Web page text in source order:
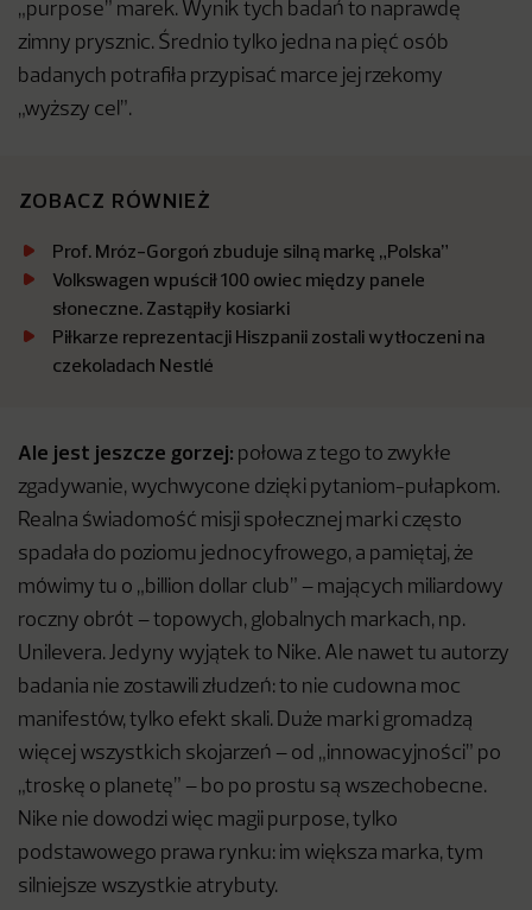
„purpose” marek. Wynik tych badań to naprawdę
zimny prysznic. Średnio tylko jedna na pięć osób
badanych potrafiła przypisać marce jej rzekomy
„wyższy cel”.
ZOBACZ RÓWNIEŻ
Prof. Mróz-Gorgoń zbuduje silną markę „Polska”
Volkswagen wpuścił 100 owiec między panele
słoneczne. Zastąpiły kosiarki
Piłkarze reprezentacji Hiszpanii zostali wytłoczeni na
czekoladach Nestlé
Ale jest jeszcze gorzej: połowa z tego to zwykłe
zgadywanie, wychwycone dzięki pytaniom-pułapkom.
Realna świadomość misji społecznej marki często
spadała do poziomu jednocyfrowego, a pamiętaj, że
mówimy tu o „billion dollar club” – mających miliardowy
roczny obrót – topowych, globalnych markach, np.
Unilevera. Jedyny wyjątek to Nike. Ale nawet tu autorzy
badania nie zostawili złudzeń: to nie cudowna moc
manifestów, tylko efekt skali. Duże marki gromadzą
więcej wszystkich skojarzeń – od „innowacyjności” po
„troskę o planetę” – bo po prostu są wszechobecne.
Nike nie dowodzi więc magii purpose, tylko
podstawowego prawa rynku: im większa marka, tym
silniejsze wszystkie atrybuty.